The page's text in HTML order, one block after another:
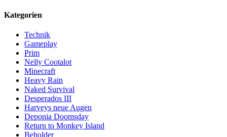
Kategorien
Technik
Gameplay
Prim
Nelly Cootalot
Minecraft
Heavy Rain
Naked Survival
Desperados III
Harveys neue Augen
Deponia Doomsday
Return to Monkey Island
Beholder